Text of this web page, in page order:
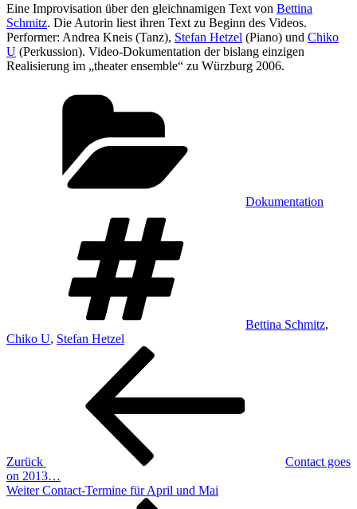
Eine Improvisation über den gleichnamigen Text von Bettina
Schmitz. Die Autorin liest ihren Text zu Beginn des Videos.
Performer: Andrea Kneis (Tanz), Stefan Hetzel (Piano) und Chiko
U (Perkussion). Video-Dokumentation der bislang einzigen
Realisierung im „theater ensemble“ zu Würzburg 2006.
Dokumentation
Bettina Schmitz,
Chiko U, Stefan Hetzel
Beitragsnavigation
Zurück
Contact goes
on 2013…
Nächster
Weiter Contact-Termine für April und Mai